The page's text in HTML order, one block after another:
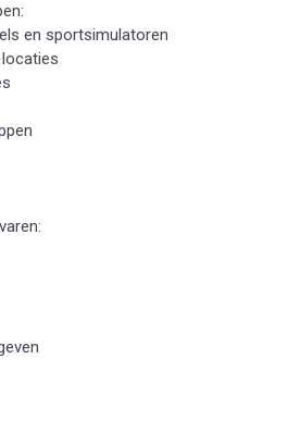
en sportsimulatoren